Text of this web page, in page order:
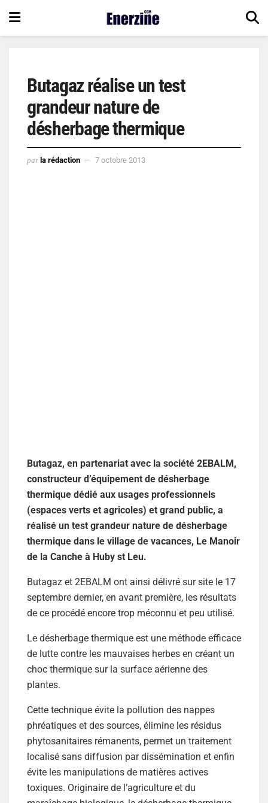
Butagaz réalise un test
grandeur nature de
désherbage thermique
par la rédaction 7 octobre 2013
Butagaz, en partenariat avec la société 2EBALM,
constructeur d’équipement de désherbage
thermique dédié aux usages professionnels
(espaces verts et agricoles) et grand public, a
réalisé un test grandeur nature de désherbage
thermique dans le village de vacances, Le Manoir
de la Canche à Huby st Leu.
Butagaz et 2EBALM ont ainsi délivré sur site le 17
septembre dernier, en avant première, les résultats
de ce procédé encore trop méconnu et peu utilisé.
Le désherbage thermique est une méthode efficace
de lutte contre les mauvaises herbes en créant un
choc thermique sur la surface aérienne des
plantes.
Cette technique évite la pollution des nappes
phréatiques et des sources, élimine les résidus
phytosanitaires rémanents, permet un traitement
localisé sans diffusion par dissémination et enfin
évite les manipulations de matières actives
toxiques. Originaire de l’agriculture et du